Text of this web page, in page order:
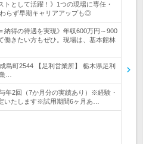
トとして活躍！》1つの現場に専任・
らず早期キャリアアップも◎
納得の待遇を実現》年収600万円～900
きたい方もぜひ。現場は、基本館林
島町2544 【足利営業所】 栃木県足利
…
年2回（7か月分の実績あり）※経験・
いたします※試用期間6ヶ月あ…